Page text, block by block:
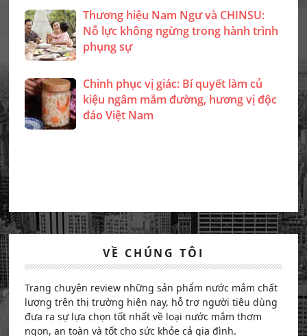
Thương hiệu Nam Ngư và CHINSU:
Nỗ lực không ngừng trong hành trình
phụng sự
Chinh phục vị giác: Bí quyết làm củ
kiệu ngâm mắm đường, hương vị độc
đáo Việt Nam
VỀ CHÚNG TÔI
Trang chuyên review những sản phẩm nước mắm chất
lượng trên thị trường hiện nay, hỗ trợ người tiêu dùng
đưa ra sự lựa chọn tốt nhất về loại nước mắm thơm
ngon, an toàn và tốt cho sức khỏe cả gia đình.